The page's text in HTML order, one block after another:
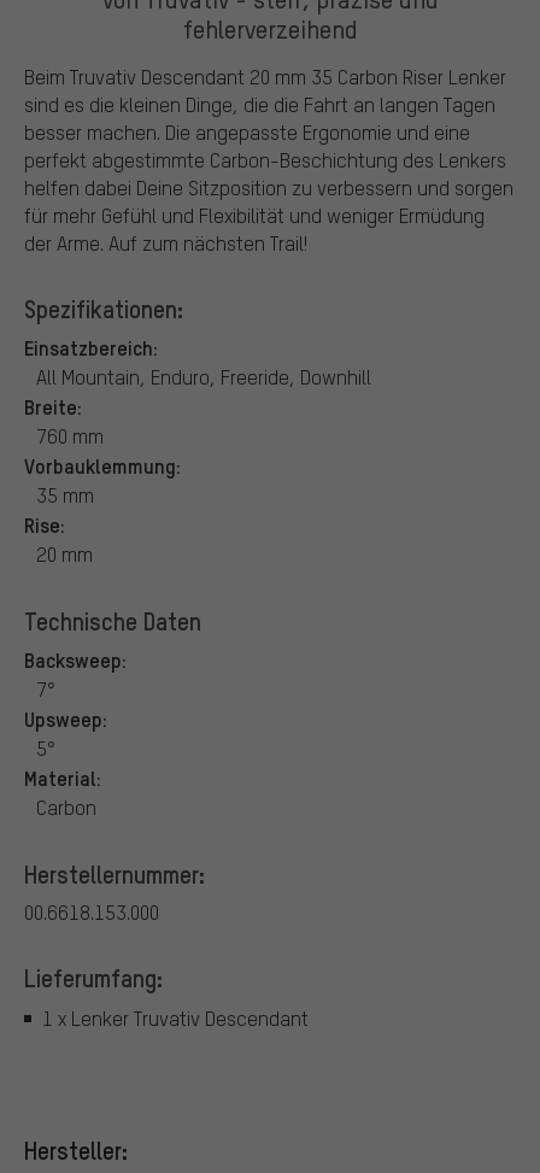
fehlerverzeihend
Beim Truvativ Descendant 20 mm 35 Carbon Riser Lenker
sind es die kleinen Dinge, die die Fahrt an langen Tagen
besser machen. Die angepasste Ergonomie und eine
perfekt abgestimmte Carbon-Beschichtung des Lenkers
helfen dabei Deine Sitzposition zu verbessern und sorgen
für mehr Gefühl und Flexibilität und weniger Ermüdung
der Arme. Auf zum nächsten Trail!
Spezifikationen:
Einsatzbereich:
All Mountain, Enduro, Freeride, Downhill
Breite:
760 mm
Vorbauklemmung:
35 mm
Rise:
20 mm
Technische Daten
Backsweep:
7°
Upsweep:
5°
Material:
Carbon
Herstellernummer:
00.6618.153.000
Lieferumfang:
1 x Lenker Truvativ Descendant
Hersteller: